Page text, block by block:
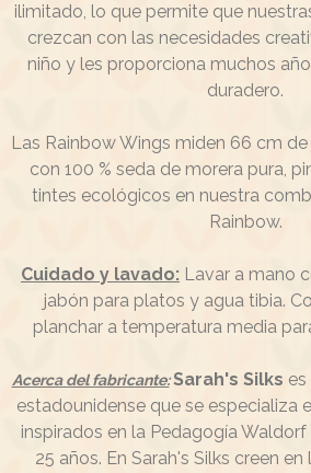
ilimitado, lo que permite que
crezcan con las necesidades
niño y les proporciona muchos
duradero.
Las Rainbow Wings miden 66 cm
con 100 % seda de morera pura,
tintes ecológicos en nuestra
Rainbow.
Cuidado y lavado: Lavar a mano
jabón para platos y agua tibia.
planchar a temperatura media
Acerca del fabricante: Sarah's Silks
estadounidense que se especializa
inspirados en la Pedagogía
25 años. En Sarah's Silks creen